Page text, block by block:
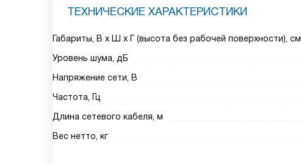
ТЕХНИЧЕСКИЕ ХАРАКТЕРИСТИКИ
Габариты, В х Ш х Г (высота без рабочей поверхности), см
Уровень шума, дБ
Напряжение сети, В
Частота, Гц
Длина сетевого кабеля, м
Вес нетто, кг